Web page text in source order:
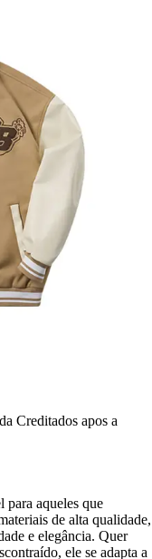
Creditados apos a
para aqueles que
de alta qualidade,
e elegância. Quer
ele se adapta a